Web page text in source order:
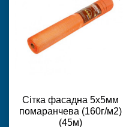
Сітка фасадна 5х5мм
помаранчева (160г/м2)
(45м)